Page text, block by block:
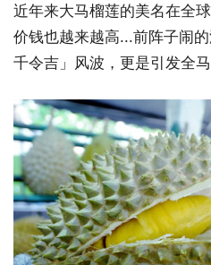
近年来大马榴莲的美名在全
价钱也越来越高...前阵子闹
千令吉」风波，更是引发全马